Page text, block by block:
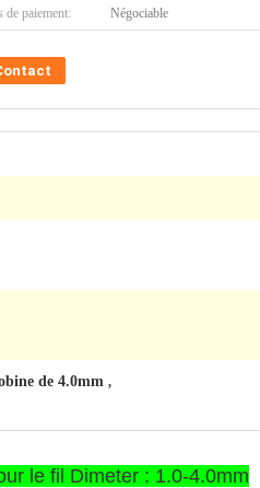
de paiement: Négociable
de 4.0mm ,
le fil Dimeter : 1.0-4.0mm